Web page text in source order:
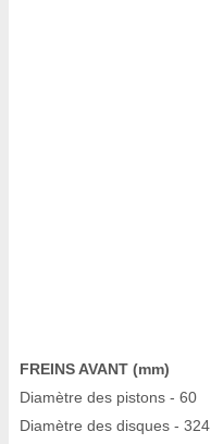
FREINS AVANT (mm)
Diamètre des pistons - 60
Diamètre des disques - 324